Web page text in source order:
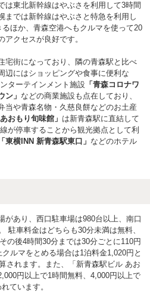
は東北新幹線はやぶさを利用して3時間
までは新幹線はやぶさと特急を利用し
ほか、青森空港へもクルマを使って20
クセスが良好です。
宅街になっており、隣の青森駅と比べ
辺にはショッピングや食事に便利な
ターテインメント施設 「青森コロナワ
ン」 などの商業施設も点在しており、
当や青森名物・久慈良餅などのお土産
おもり旬味館」 は新青森駅に直結して
が停車することから観光拠点として利
「東横INN 新青森駅東口」 などのホテル
があり、西口駐車場は980台以上、南口
駐車料金はどちらも30分未満は無料、
の後4時間30分までは30分ごとに110円
ルマをとめる場合は1泊料金1,020円と
されます。また、「新青森駅ビル あお
円以上で1時間無料、4,000円以上で
ています。